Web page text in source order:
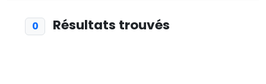
0 Résultats trouvés